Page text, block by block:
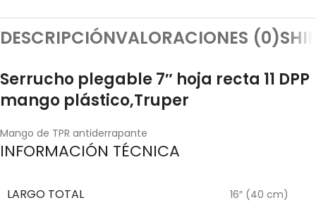
DESCRIPCIÓNVALORACIONES (0)
Serrucho plegable 7″ hoja recta 11 DPP
mango plástico,Truper
Mango de TPR antiderrapante
INFORMACIÓN TÉCNICA
LARGO TOTAL 16″ (40 cm)